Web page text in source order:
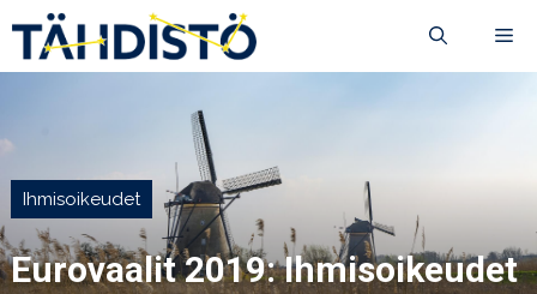
sisältöön
Ihmisoikeudet
Eurovaalit 2019: Ihmisoikeudet